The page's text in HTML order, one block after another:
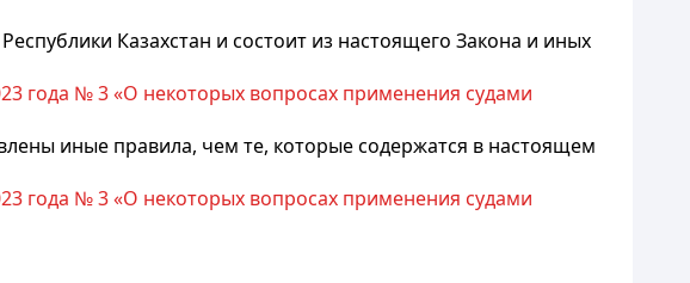
Республики Казахстан и состоит из настоящего Закона и иных
года № 3 «О некоторых вопросах применения судами
иные правила, чем те, которые содержатся в настоящем
года № 3 «О некоторых вопросах применения судами